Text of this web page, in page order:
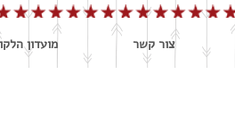
מועדון צור קשר